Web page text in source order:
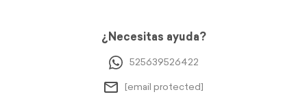
¿Necesitas ayuda?
525639526422
[email protected]